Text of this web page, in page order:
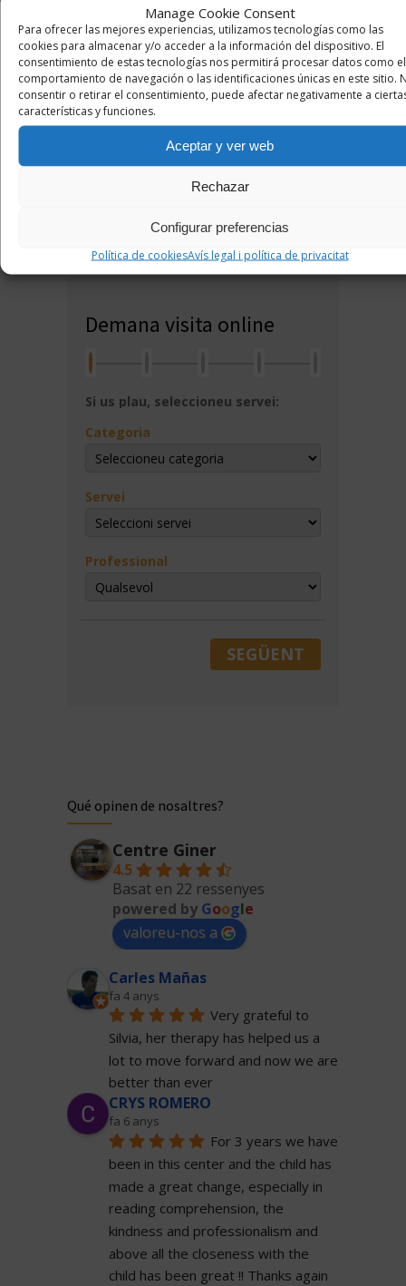
Manage Cookie Consent
Para ofrecer las mejores experiencias, utilizamos tecnologías como las
cookies para almacenar y/o acceder a la información del dispositivo. El
consentimiento de estas tecnologías nos permitirá procesar datos como el
comportamiento de navegación o las identificaciones únicas en este sitio.
consentir o retirar el consentimiento, puede afectar negativamente a
características y funciones.
Aceptar y ver web
Rechazar
Configurar preferencias
Política de cookiesAvís legal i política de privacitat
Psicologia Giner
931 001 877
Rambla, 62, 2n pis
Demana visita online
Si us plau, seleccioneu servei:
Categoria
Servei
Professional
SEGÜENT
Qué opinen de nosaltres?
Centre Giner
4.5
Basat en 22 ressenyes
powered by Google
valoreu-nos a
Carles Mañas
fa 4 anys
Very grateful to
Silvia, her therapy has helped us a
lot to move forward and now we are
better than ever
CRYS ROMERO
fa 6 anys
For 3 years we have
been in this center and the child has
made a great change, especially in
reading comprehension, the
kindness and professionalism and
above all the closeness with the
child has been great !! Thanks again